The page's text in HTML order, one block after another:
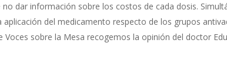
dar información sobre los costos de cada dosis.
del medicamento respecto de los grupos
sobre la Mesa recogemos la opinión del doctor